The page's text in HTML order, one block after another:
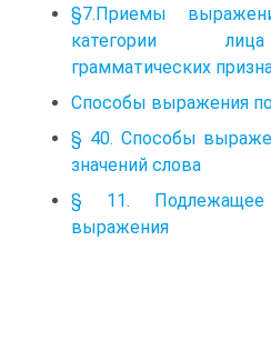
§7.Приемы
категории
грамматических
Способы выражения
§ 40. Способы
значений слова
§ 11.
выражения